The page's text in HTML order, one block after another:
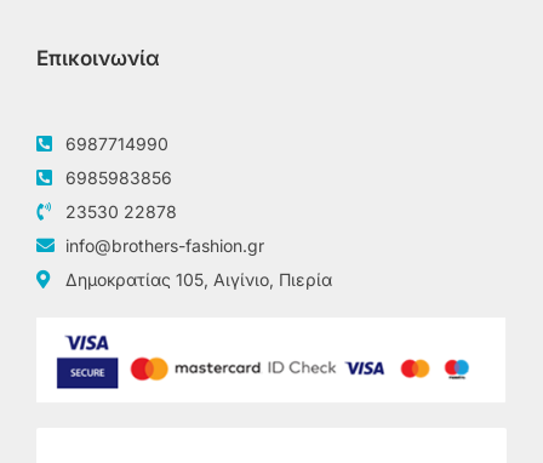
Επικοινωνία
6987714990
6985983856
23530 22878
info@brothers-fashion.gr
Δημοκρατίας 105, Αιγίνιο, Πιερία